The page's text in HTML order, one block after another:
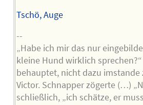
Tschö, Auge
--
„Habe ich mir das nur
kleine Hund wirklich
behauptet, nicht dazu imstande
Victor. Schnapper zögerte (…)
schließlich, „ich schätze, er